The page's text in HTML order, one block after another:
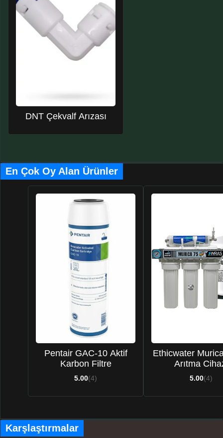
DNT Çekvalf Arızası
En Çok Oy Alan Ürünler
Pentair GAC-10 Aktif
Karbon Filtre
5.00(4)
Ethicwater
Arıtma
5.00(4)
Karşlaştırmalar